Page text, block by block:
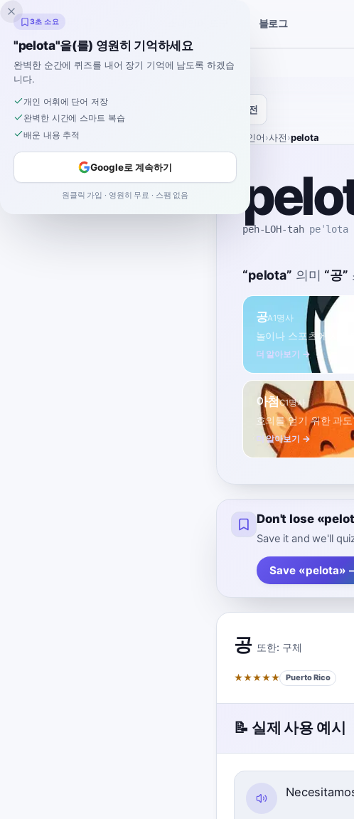
잉클링고 블로그
사전
스페인어›사전›pelota
peh-LOH-tah peˈlota
“pelota” 의미 “공”
공A1명사
놀이나 스포츠에 사용
더 알아보기 →
아첨C1명사
호의를 얻기 위한 과
더 알아보기 →
Don't lose
Save it and we'll
Save «pelota»
공 또한: 구체
★★★★★ Puerto Rico
📝 실제 사용 예시
3초 소요
"pelota"을(를) 영원히 기억하세요
완벽한 순간에 퀴즈를 내어 장기 기억에 남도록 하겠습
니다.
개인 어휘에 단어 저장
완벽한 시간에 스마트 복습
배운 내용 추적
Google로 계속하기
원클릭 가입 · 영원히 무료 · 스팸 없음